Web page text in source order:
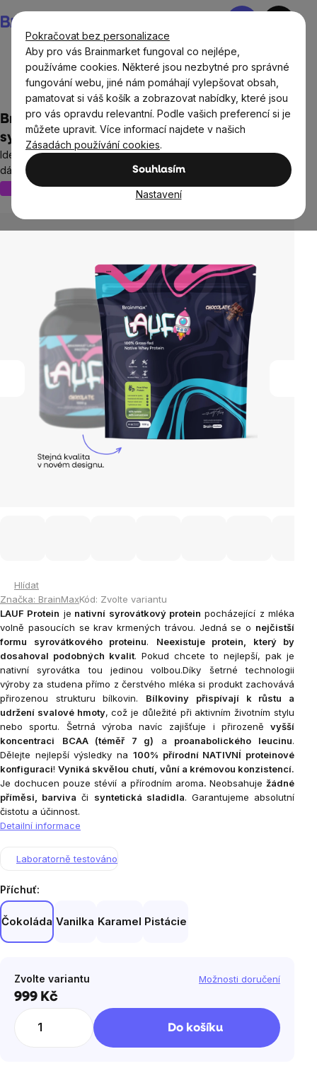
Pokračovat bez personalizace
Aby pro vás Brainmarket fungoval co nejlépe,
používáme cookies. Některé jsou nezbytné pro správné
fungování webu, jiné nám pomáhají vylepšovat obsah,
pamatovat si váš košík a zobrazovat nabídky, které jsou
pro vás opravdu relevantní. Podle vašich preferencí si je
můžete upravit. Více informací najdete v našich
Zásadách používání cookies.
Souhlasím
Nastavení
na
obsah
Nákupní
Doplňky stravy a výživa Proteiny Ochucené proteiny
BrainMax LAUF® Protein, nativní
syrovátkový protein, 1000 g
Ideální mix izolátu a koncentrátu (50:50), přes 25 g bílkovin na
dávku, 28 dávek, doplněk stravy
RegeneraceVýživa svalů
Nový obal
Průměrné
produktu
z
5
hvězdiček.
79 hodnocení
Hlídat
Značka: BrainMaxKód: Zvolte variantu
LAUF Protein je nativní syrovátkový protein pocházející z mléka
volně pasoucích se krav krmených trávou. Jedná se o nejčistší
formu syrovátkového proteinu. Neexistuje protein, který by
dosahoval podobných kvalit. Pokud chcete to nejlepší, pak je
nativní syrovátka tou jedinou volbou.Díky šetrné technologii
výroby za studena přímo z čerstvého mléka si produkt zachovává
přirozenou strukturu bílkovin. Bílkoviny přispívají k růstu a
udržení svalové hmoty, což je důležité při aktivním životním stylu
nebo sportu. Šetrná výroba navíc zajišťuje i přirozeně vyšší
koncentraci
BCAA (téměř 7 g) a proanabolického leucinu.
Dělejte nejlepší výsledky na 100% přírodní NATIVNÍ proteinové
konfiguraci!Vyniká skvělou chutí, vůní a krémovou konzistencí.
Je dochucen pouze stévií a přírodním aroma. Neobsahuje žádné
příměsi, barviva či syntetická sladidla. Garantujeme absolutní
čistotu a účinnost.
Detailní informace
Laboratorně testováno
Příchuť:
Čokoláda Vanilka Karamel Pistácie
Zvolte variantu Možnosti doručení
999 Kč
Do košíku